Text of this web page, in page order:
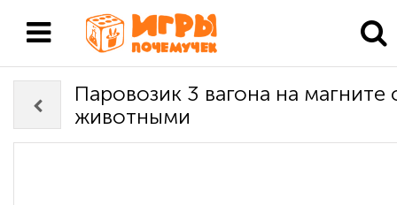
Паровозик 3 вагона на магните
животными